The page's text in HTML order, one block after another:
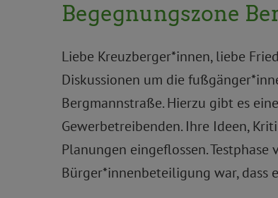
Begegnungszone
Liebe Kreuzberger*innen, liebe
Diskussionen um die
Bergmannstraße. Hierzu gibt es
Gewerbetreibenden. Ihre Ideen,
Planungen eingeflossen.
Bürger*innenbeteiligung war, dass